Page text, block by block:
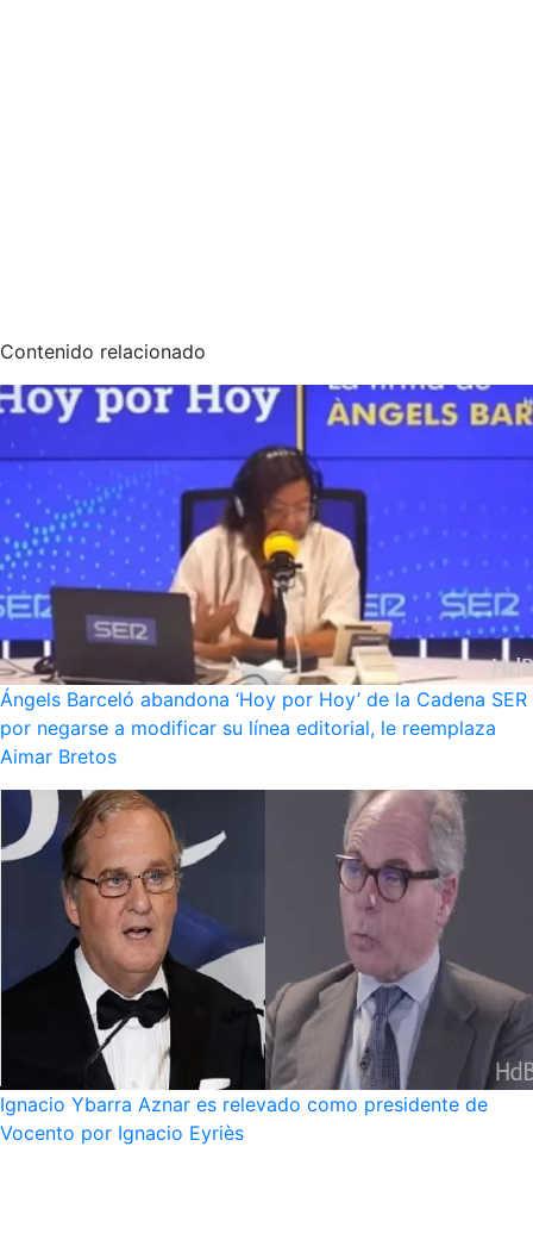
Contenido relacionado
Ángels Barceló abandona ‘Hoy por Hoy’ de la Cadena SER
por negarse a modificar su línea editorial, le reemplaza
Aimar Bretos
Ignacio Ybarra Aznar es relevado como presidente de
Vocento por Ignacio Eyriès